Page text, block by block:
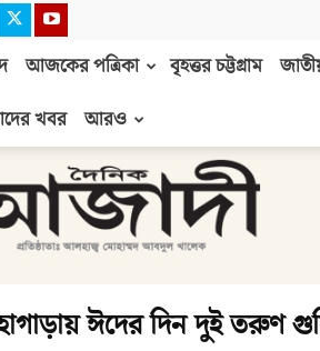
আজকের পত্রিকা বৃহত্তর চট্টগ্রাম
খবর
আরও
ঈদের দিন দুই তরুণ